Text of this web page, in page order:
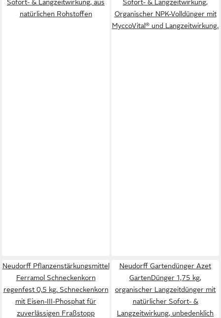
Sofort- & Langzeitwirkung, aus
natürlichen Rohstoffen
Sofort- & Langzeitwirkung,
Organischer NPK-Volldünger mit
MyccoVital® und Langzeitwirkung.
Neudorff Pflanzenstärkungsmittel
Ferramol Schneckenkorn
regenfest 0,5 kg, Schneckenkorn
mit Eisen-III-Phosphat für
zuverlässigen Fraßstopp
Neudorff Gartendünger Azet
GartenDünger 1,75 kg,
organischer Langzeitdünger mit
natürlicher Sofort- &
Langzeitwirkung, unbedenklich